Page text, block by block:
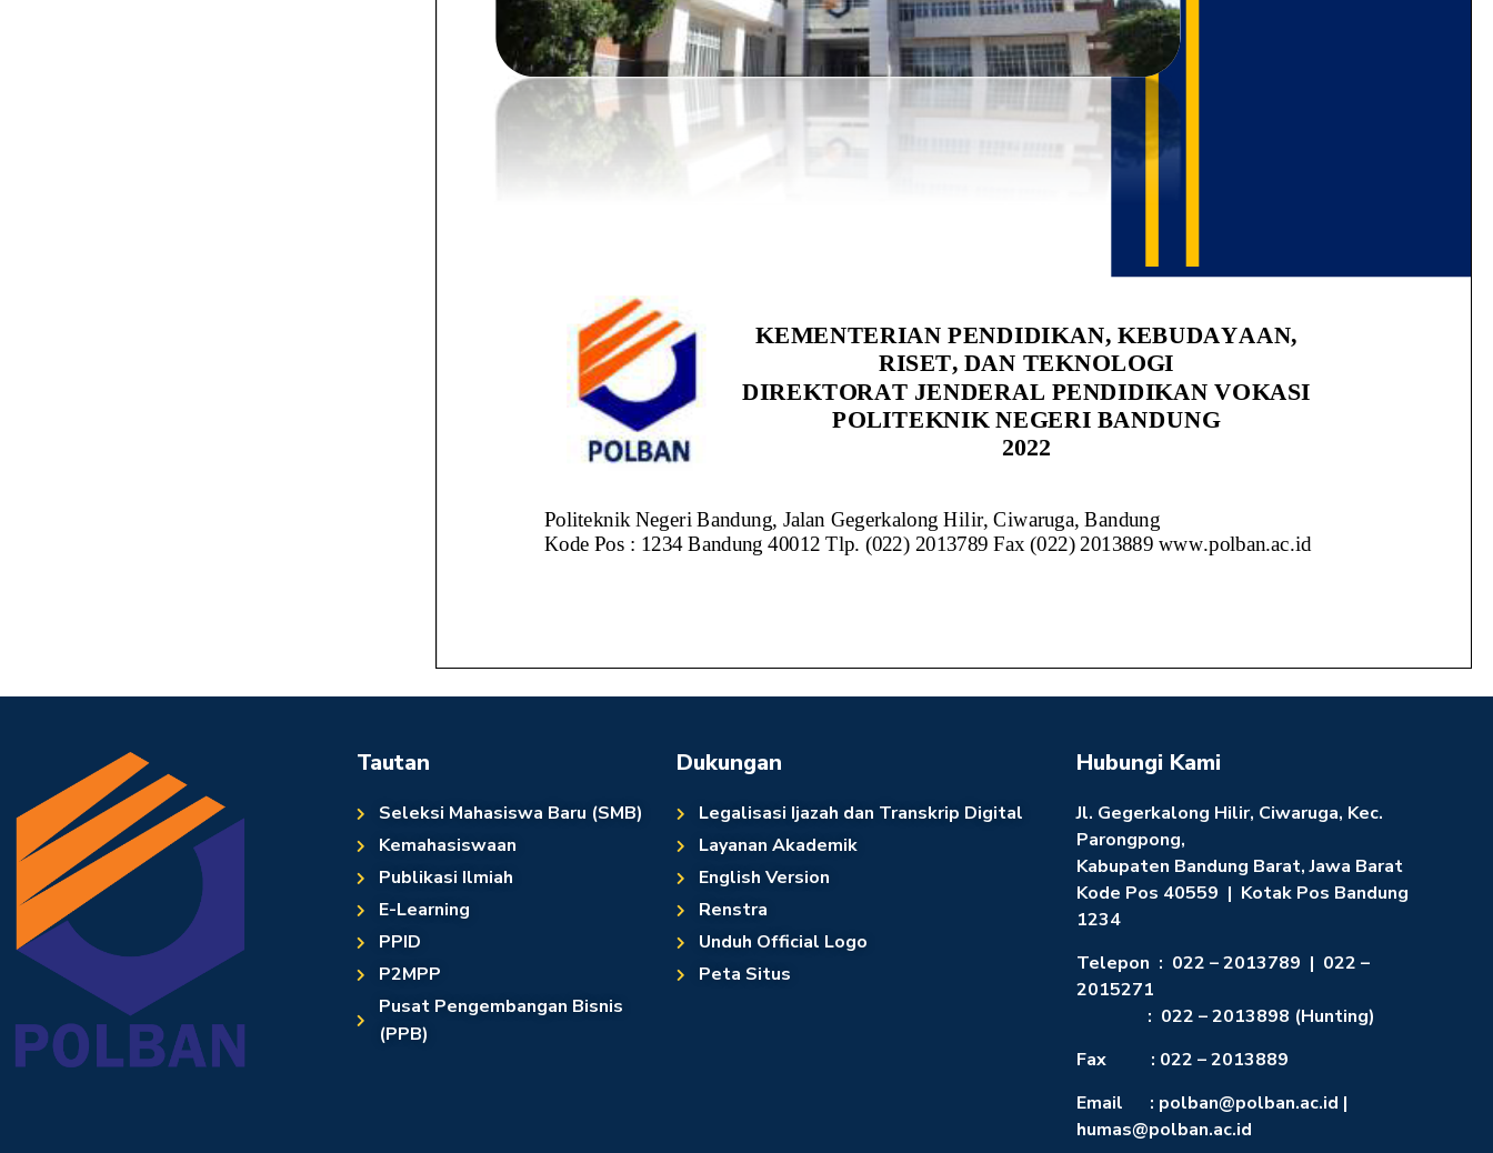
Tautan
Seleksi Mahasiswa Baru (SMB)
Kemahasiswaan
Publikasi Ilmiah
E-Learning
PPID
P2MPP
Pusat Pengembangan Bisnis
(PPB)
Dukungan
Legalisasi Ijazah dan Transkrip Digital
Layanan Akademik
English Version
Renstra
Unduh Official Logo
Peta Situs
Hubungi Kami
Jl. Gegerkalong Hilir, Ciwaruga, Kec.
Parongpong,
Kabupaten Bandung Barat, Jawa Barat
Kode Pos 40559 | Kotak Pos Bandung
1234
Telepon : 022 – 2013789 | 022 –
2015271
: 022 – 2013898 (Hunting)
Fax : 022 – 2013889
Email : polban@polban.ac.id |
humas@polban.ac.id